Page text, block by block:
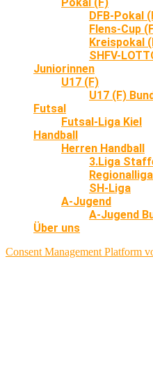
DFB-Pokal
Flens-Cup
Kreispokal
SHFV-
Juniorinnen
U17 (F)
U17 (F)
Futsal
Futsal-Liga Kiel
Handball
Herren Handball
3.Liga
SH-Liga
A-Jugend
A-Jugend
Über uns
Consent Management Platform